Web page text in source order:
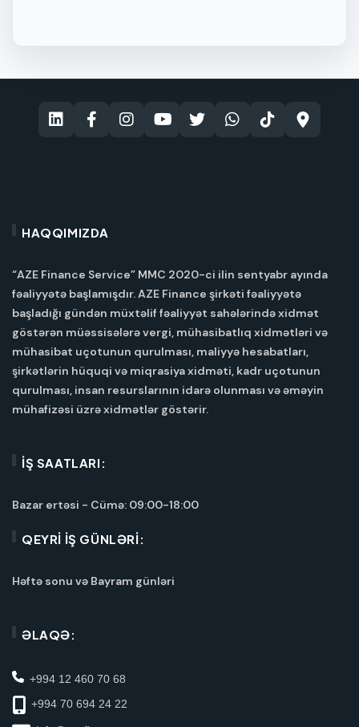
HAQQIMIZDA
“AZE Finance Service” MMC 2020-ci ilin sentyabr ayında
fəaliyyətə başlamışdır. AZE Finance şirkəti fəaliyyətə
başladığı gündən müxtəlif fəaliyyət sahələrində xidmət
göstərən müəssisələrə vergi, mühasibatlıq xidmətləri və
mühasibat uçotunun qurulması, maliyyə hesabatları,
şirkətlərin hüquqi və miqrasiya xidməti, kadr uçotunun
qurulması, insan resurslarının idarə olunması və əməyin
mühafizəsi üzrə xidmətlər göstərir.
İŞ SAATLARI:
Bazar ertəsi - Cümə: 09:00-18:00
QEYRI IŞ GÜNLƏRI:
Həftə sonu və Bayram günləri
ƏLAQƏ:
+994 12 460 70 68
+994 70 694 24 22